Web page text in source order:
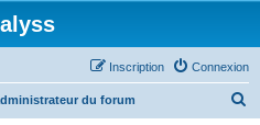
Connexion
Inscription
du forum